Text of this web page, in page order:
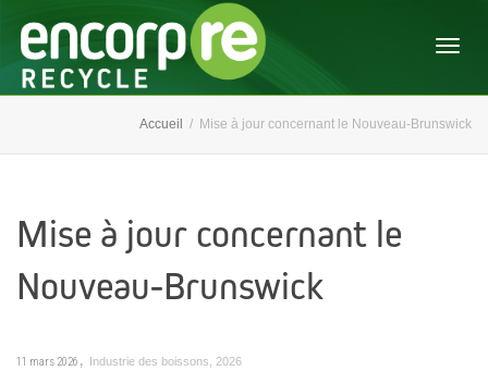
Accueil Mise à jour concernant le Nouveau-Brunswick
Mise à jour concernant le
Nouveau-Brunswick
11 mars 2026 , Industrie des boissons 2026